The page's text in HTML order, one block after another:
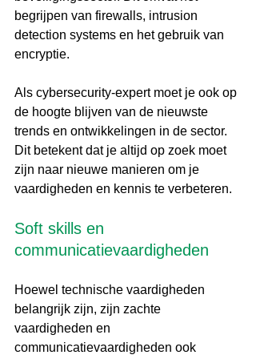
begrijpen van firewalls, intrusion
detection systems en het gebruik van
encryptie.
Als cybersecurity-expert moet je ook op
de hoogte blijven van de nieuwste
trends en ontwikkelingen in de sector.
Dit betekent dat je altijd op zoek moet
zijn naar nieuwe manieren om je
vaardigheden en kennis te verbeteren.
Soft skills en
communicatievaardigheden
Hoewel technische vaardigheden
belangrijk zijn, zijn zachte
vaardigheden en
communicatievaardigheden ook